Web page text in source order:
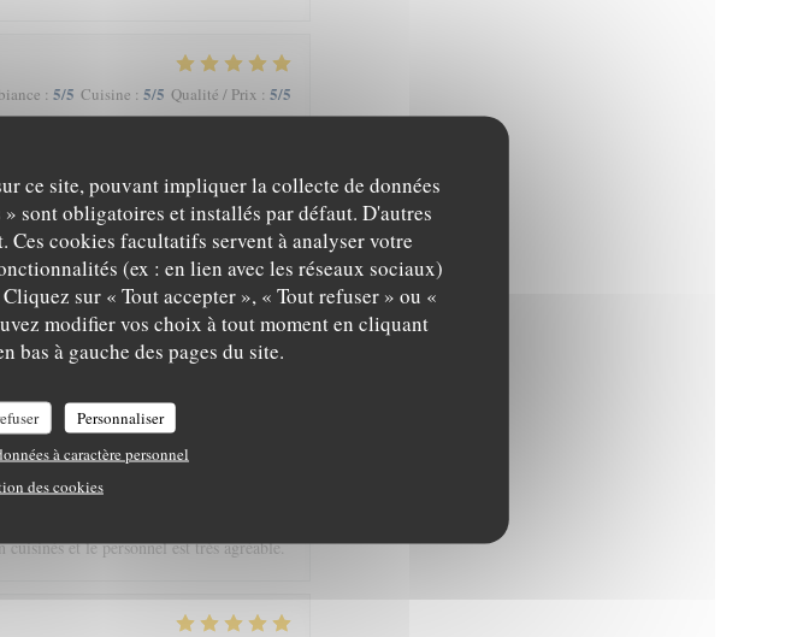
ce site, pouvant impliquer la collecte de données
sont obligatoires et installés par défaut. D'autres
cookies facultatifs servent à analyser votre
(ex : en lien avec les réseaux sociaux)
sur « Tout accepter », « Tout refuser » ou «
modifier vos choix à tout moment en cliquant
bas à gauche des pages du site.
Personnaliser
à caractère personnel
des cookies
: 5/5 Cuisine : 5/5 Qualité / Prix : 5/5
:5/5 Cuisine:5 /5 Qualité / Prix: 5/5
:4/5 Cuisine:5/5 Qualité / Prix
et le personnel est très agréable.